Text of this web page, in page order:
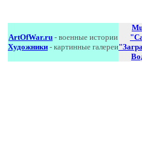
ArtOfWar.ru - военные истории
Художники - картинные галереи